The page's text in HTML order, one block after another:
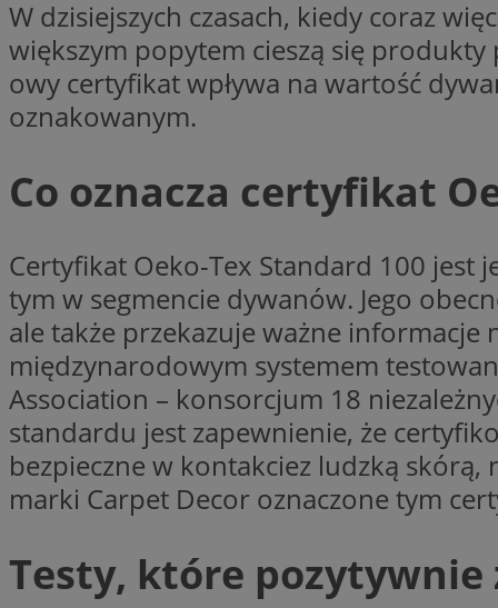
W dzisiejszych czasach, kiedy coraz
większym popytem cieszą się produkty
owy certyfikat wpływa na wartość
oznakowanym.
Co oznacza certyfikat
Certyfikat Oeko-Tex Standard 100 jest
tym w segmencie dywanów. Jego
ale także przekazuje ważne
międzynarodowym systemem
Association – konsorcjum 18
standardu jest zapewnienie, że
bezpieczne w kontakciez ludzką
marki Carpet Decor oznaczone tym
Testy, które
SessID
QeSessID
MvSessID
suid
INGRESSCOOKIE
__cf_bm